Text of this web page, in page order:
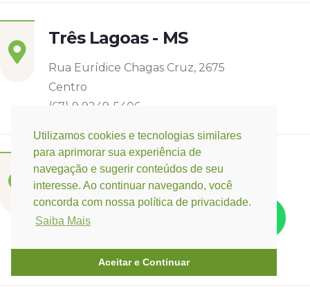
Utilizamos cookies e tecnologias similares
para aprimorar sua experiência de
navegação e sugerir conteúdos de seu
interesse. Ao continuar navegando, você
concorda com nossa política de privacidade.
Saiba Mais
Aceitar e Continuar
Três Lagoas - MS
Rua Eurídice Chagas Cruz, 2675
Centro
(67) 9 9249-5406
Campo Verde - MT
Base: Rondonópolis - MT
Rua Espirito Santos 11, Quadra 12 nº 3073
(66) 3421-3741 / (66) 9 9647-0475